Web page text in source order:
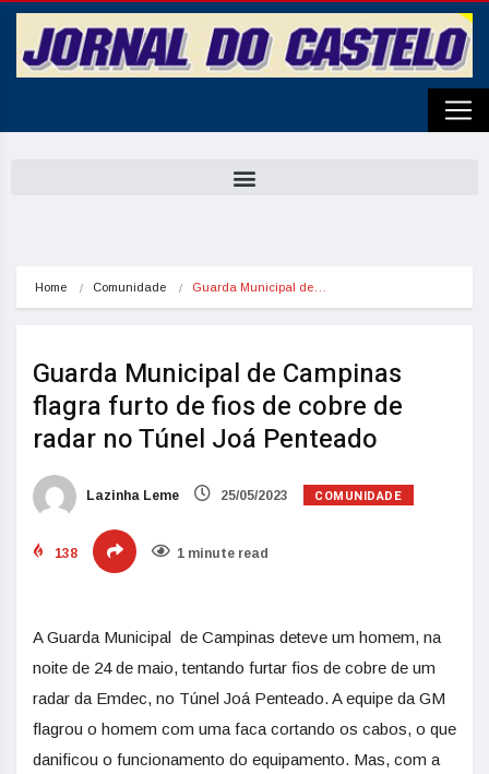
Home Comunidade Guarda Municipal de…
Guarda Municipal de Campinas
flagra furto de fios de cobre de
radar no Túnel Joá Penteado
Lazinha Leme 25/05/2023 COMUNIDADE
138 1 minute read
A Guarda Municipal de Campinas deteve um homem, na
noite de 24 de maio, tentando furtar fios de cobre de um
radar da Emdec, no Túnel Joá Penteado. A equipe da GM
flagrou o homem com uma faca cortando os cabos, o que
danificou o funcionamento do equipamento. Mas, com a